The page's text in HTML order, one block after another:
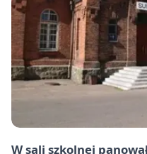
W sali szkolnej